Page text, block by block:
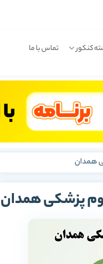
کنکور تماس با ما
همدان
پزشکی همدان